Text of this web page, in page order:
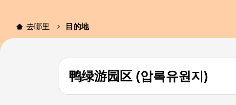
去哪里 目的地
鸭绿游园区 (압록유원지)